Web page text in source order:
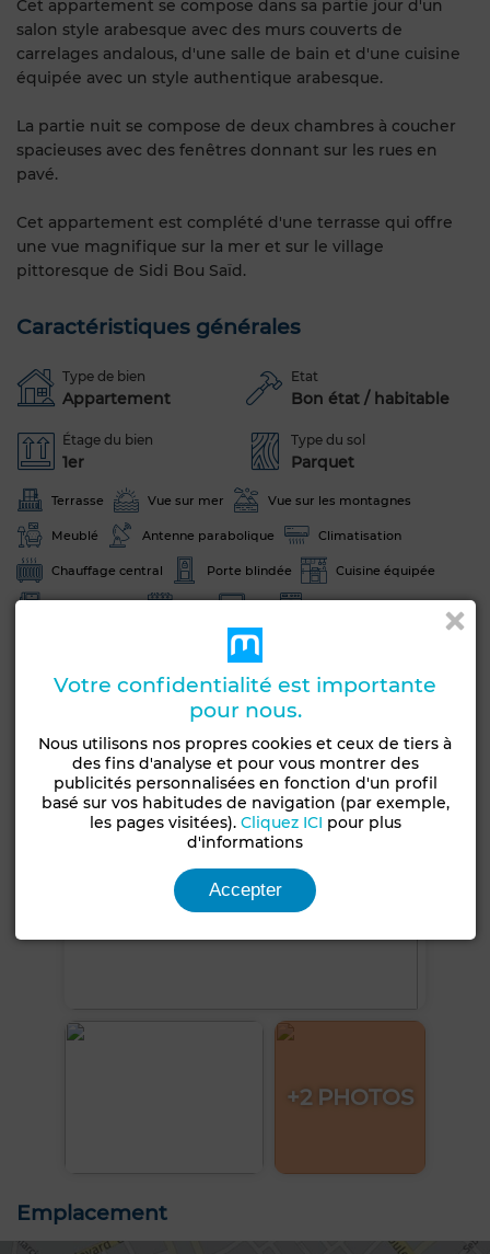
Cet appartement se compose dans sa partie jour d'un
salon style arabesque avec des murs couverts de
carrelages andalous, d'une salle de bain et d'une cuisine
équipée avec un style authentique arabesque.
La partie nuit se compose de deux chambres à coucher
spacieuses avec des fenêtres donnant sur les rues en
pavé.
Cet appartement est complété d'une terrasse qui offre
une vue magnifique sur la mer et sur le village
pittoresque de Sidi Bou Saïd.
Caractéristiques générales
Type de bien
Appartement
Etat
Bon état / habitable
Étage du bien
1er
Type du sol
Parquet
Terrasse Vue sur mer Vue sur les montagnes
Meublé Antenne parabolique Climatisation
Chauffage central Porte blindée Cuisine équipée
Réfrigérateur Four TV Machine à laver
Voir plus de photos
+2 PHOTOS
Emplacement
Votre confidentialité est importante
pour nous.
Nous utilisons nos propres cookies et ceux de tiers à
des fins d'analyse et pour vous montrer des
publicités personnalisées en fonction d'un profil
basé sur vos habitudes de navigation (par exemple,
les pages visitées). Cliquez ICI pour plus
d'informations
Accepter